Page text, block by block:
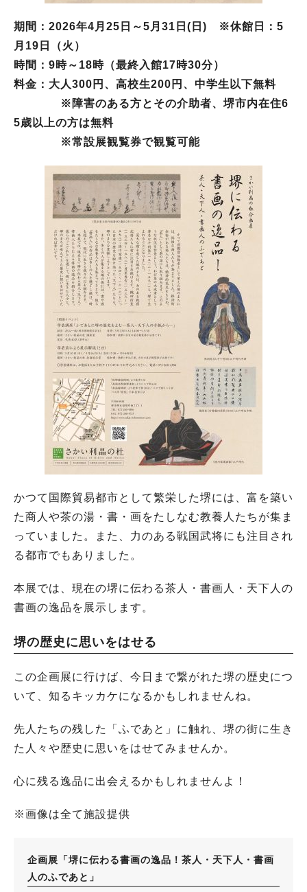
期間：2026年4月25日～5月31日(日) ※休館日：5
月19日（火）
時間：9時～18時（最終入館17時30分）
料金：大人300円、高校生200円、中学生以下無料
※障害のある方とその介助者、堺市内在住6
5歳以上の方は無料
※常設展観覧券で観覧可能
かつて国際貿易都市として繁栄した堺には、富を築い
た商人や茶の湯・書・画をたしなむ教養人たちが集ま
っていました。また、力のある戦国武将にも注目され
る都市でもありました。
本展では、現在の堺に伝わる茶人・書画人・天下人の
書画の逸品を展示します。
堺の歴史に思いをはせる
この企画展に行けば、今日まで繋がれた堺の歴史につ
いて、知るキッカケになるかもしれませんね。
先人たちの残した「ふであと」に触れ、堺の街に生き
た人々や歴史に思いをはせてみませんか。
心に残る逸品に出会えるかもしれませんよ！
※画像は全て施設提供
企画展「堺に伝わる書画の逸品！茶人・天下人・書画
人のふであと」